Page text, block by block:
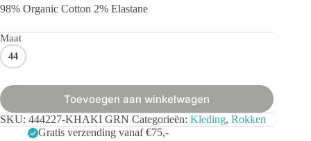
was:
is:
98% Organic Cotton 2% Elastane
Maat
44
Toevoegen aan winkelwagen
SKU: 444227-KHAKI GRN Categorieën: Kleding, Rokken
Gratis verzending vanaf €75,-